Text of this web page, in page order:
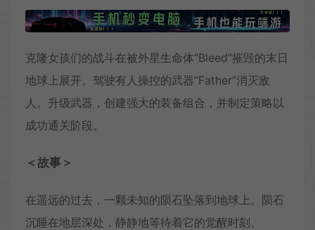
克隆女孩们的战斗在被外星生命体“Bleed”摧毁的末日
地球上展开。驾驶有人操控的武器“Father”消灭敌
人。升级武器，创建强大的装备组合，并制定策略以
成功通关阶段。
＜故事＞
在遥远的过去，一颗未知的陨石坠落到地球上。陨石
沉睡在地层深处，静静地等待着它的觉醒时刻。